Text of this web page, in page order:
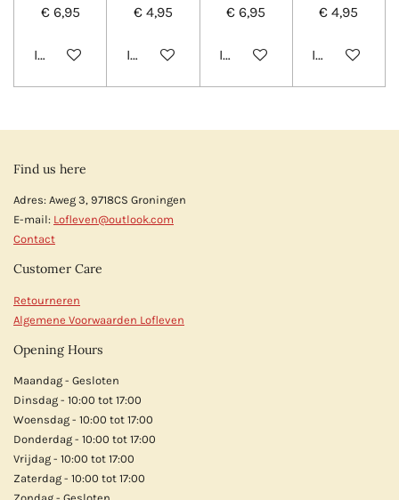
€ 6,95
In winkelwagen
€ 4,95
In winkelwagen
€ 6,95
In winkelwagen
€ 4,95
In
Find us here
Adres: Aweg 3, 9718CS Groningen
E-mail: Lofleven@outlook.com
Contact
Customer Care
Retourneren
Algemene Voorwaarden Lofleven
Opening Hours
Maandag - Gesloten
Dinsdag - 10:00 tot 17:00
Woensdag - 10:00 tot 17:00
Donderdag - 10:00 tot 17:00
Vrijdag - 10:00 tot 17:00
Zaterdag - 10:00 tot 17:00